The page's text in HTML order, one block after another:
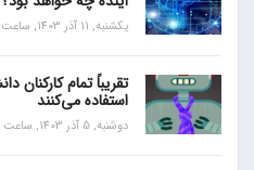
یکشنبه, 11 آذر 1403, ساعت 19:48
استفاده می‌کنند
دوشنبه, 5 آذر 1403, ساعت 20:29